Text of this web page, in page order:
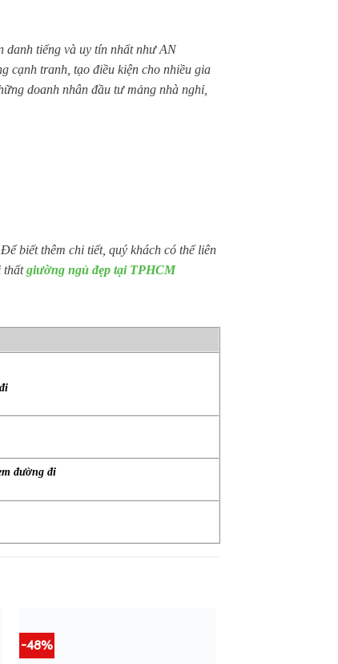
danh tiếng và uy tín nhất như AN
cạnh tranh, tạo điều kiện cho nhiều gia
doanh nhân đầu tư mảng nhà nghỉ,
biết thêm chi tiết, quý khách có thể liên
thấtgiường ngủ đẹp tại TPHCM
đường đi
-48%